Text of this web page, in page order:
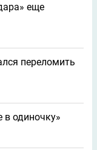
еще
переломить
в одиночку»